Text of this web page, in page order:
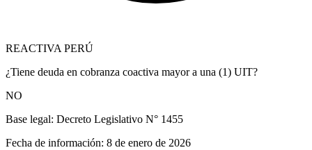
REACTIVA PERÚ
¿Tiene deuda en cobranza coactiva mayor a una (1) UIT?
NO
Base legal: Decreto Legislativo N° 1455
Fecha de información: 8 de enero de 2026